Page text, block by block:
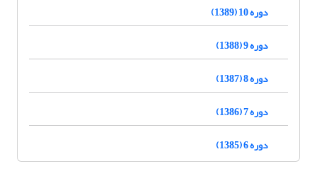
دوره 10 (1389)
دوره 9 (1388)
دوره 8 (1387)
دوره 7 (1386)
دوره 6 (1385)